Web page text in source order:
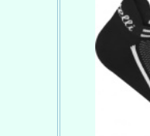
Détails:
matière